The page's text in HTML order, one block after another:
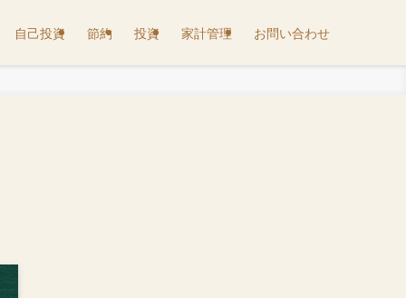
自己投資 節約 投資 家計管理 お問い合わせ